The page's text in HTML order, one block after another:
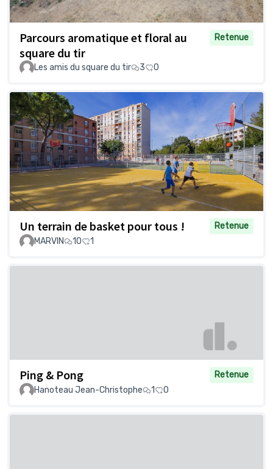
Parcours aromatique et floral au
square du tir
Retenue
Les amis du square du tir 3 0
Un terrain de basket pour tous !
Retenue
MARVIN
10 1
Ping & Pong
Retenue
Hanoteau Jean-Christophe
1 0